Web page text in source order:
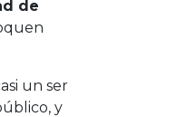
de
un ser
y